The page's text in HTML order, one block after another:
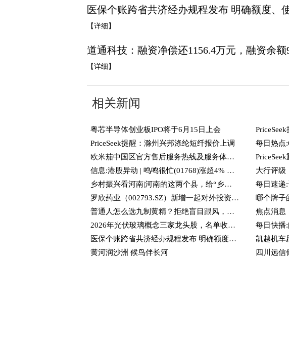
医保个账跨省共济经办规程发布 明确额度、
【详细】
道通科技：融资净偿还1156.4万元，融资余
【详细】
相关新闻
粤芯半导体创业板IPO将于6月15日上会
PriceSeek提醒：滁州兴邦涤纶短纤报价上调
欧米茄中国区官方售后服务热线及服务体系升级公告
信息:港股异动 | 鸣鸣很忙(01768)涨超4% 获调入港股通名单 公司正被中国主要食品饮料品牌视为新兴销售渠道
乡村振兴看河南|河南的这两个县，给“乡村振兴”打了个样
罗欣药业（002793.SZ）新增一起对外投资，被投资公司为山东罗欣药业集团股份有限公司_焦点短讯
普通人怎么选九制黄精？拒绝盲目跟风，从工艺安全维度教你理性选黄精
2026年光伏玻璃概念三家龙头股，名单收好（2026/3/25）
医保个账跨省共济经办规程发布 明确额度、使用、结算等信息_快报
黄河润沙洲 候鸟伴长河